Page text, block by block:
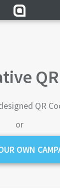
QR
or
OWN